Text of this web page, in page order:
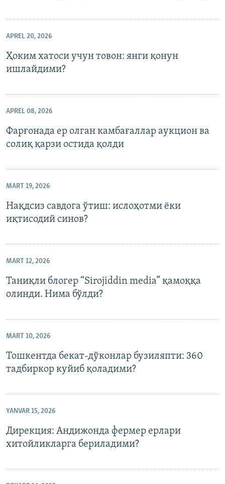
APREL 20, 2026
Ҳоким хатоси учун товон: янги қонун
ишлайдими?
APREL 08, 2026
Фарғонада ер олган камбағаллар аукцион ва
солиқ қарзи остида қолди
MART 19, 2026
Нақдсиз савдога ўтиш: ислоҳотми ёки
иқтисодий синов?
MART 12, 2026
Таниқли блогер “Sirojiddin media” қамоққа
олинди. Нима бўлди?
MART 10, 2026
Тошкентда бекат-дўконлар бузиляпти: 360
тадбиркор куйиб қоладими?
YANVAR 15, 2026
Дирекция: Андижонда фермер ерлари
хитойликларга бериладими?